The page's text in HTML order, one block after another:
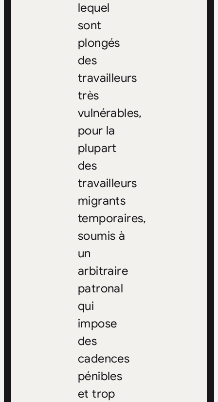
lequel
sont
plongés
des
travailleurs
très
vulnérables,
pour la
plupart
des
travailleurs
migrants
temporaires,
soumis à
un
arbitraire
patronal
qui
impose
des
cadences
pénibles
et trop